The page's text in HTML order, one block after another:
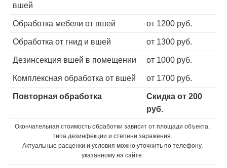
вшей
Обработка мебели от вшей от 1200 руб.
Обработка от гнид и вшей от 1300 руб.
Дезинсекция вшей в помещении от 1000 руб.
Комплексная обработка от вшей от 1700 руб.
Повторная обработка
Скидка от 200
руб.
Окончательная стоимость обработки зависит от площади объекта,
типа дезинфекции и степени заражения.
Актуальные расценки и условия можно уточнить по телефону,
указанному на сайте.